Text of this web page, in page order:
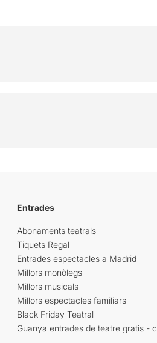
Entrades
Abonaments teatrals
Tiquets Regal
Entrades espectacles a Madrid
Millors monòlegs
Millors musicals
Millors espectacles familiars
Black Friday Teatral
Guanya entrades de teatre gratis -